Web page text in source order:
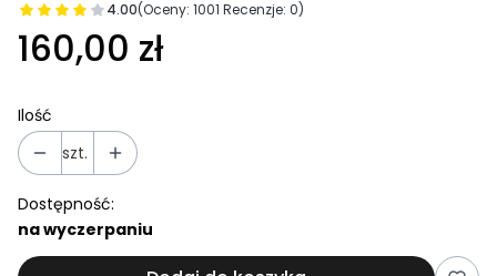
4.00(Oceny: 1001 Recenzje: 0)
160,00 zł
Ilość
szt.
Dostępność:
na wyczerpaniu